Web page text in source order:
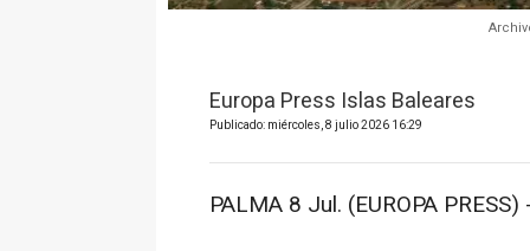
Europa Press Islas Baleares
Publicado: miércoles, 8 julio 2026 16:29
PALMA 8 Jul. (EUROPA PRESS)